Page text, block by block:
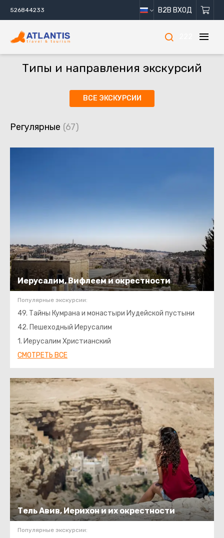
526844233 B2B ВХОД
Типы и направления экскурсий
ВСЕ ЭКСКУРСИИ
Регулярные
Иерусалим, Вифлеем и окрестности
Популярные экскурсии:
49. Тайны Кумрана и монастыри Иудейской пустыни
42. Пешеходный Иерусалим
1. Иерусалим Христианский
СМОТРЕТЬ ВСЕ
Тель Авив, Иерихон и их окрестности
Популярные экскурсии: